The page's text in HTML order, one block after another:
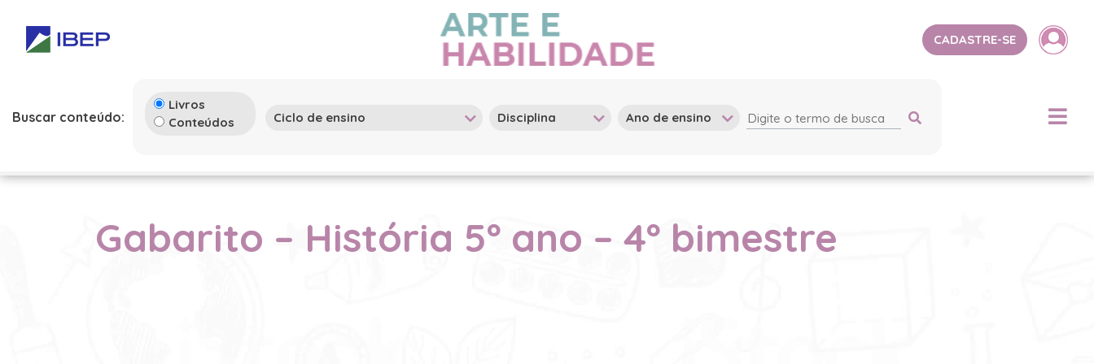
CADASTRE-SE
Buscar conteúdo:
Livros
Conteúdos
Gabarito – História 5º ano – 4º bimestre